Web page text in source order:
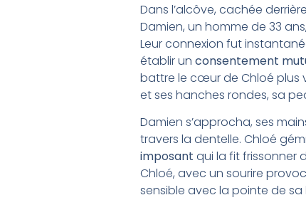
Dans l’alcôve, cachée
Damien, un homme de 33
Leur connexion fut
établir un consentement
battre le cœur de Chloé plus
et ses hanches rondes, sa
Damien s’approcha, ses
travers la dentelle. Chloé
imposant qui la fit frissonner
Chloé, avec un sourire
sensible avec la pointe de sa